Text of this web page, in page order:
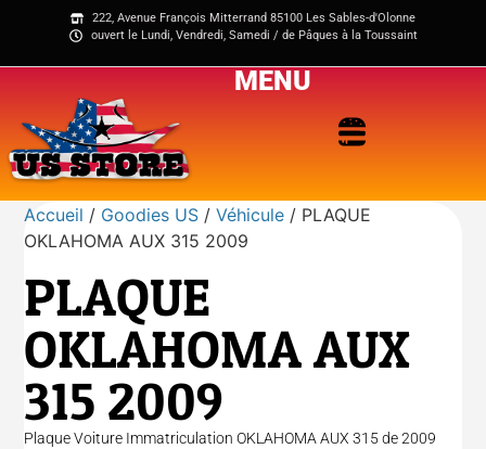
222, Avenue François Mitterrand 85100 Les Sables-d'Olonne
ouvert le Lundi, Vendredi, Samedi / de Pâques à la Toussaint
MENU
Accueil / Goodies US /Véhicule / PLAQUE
OKLAHOMA AUX 315 2009
PLAQUE
OKLAHOMA AUX
315 2009
Plaque Voiture Immatriculation OKLAHOMA AUX 315 de 2009